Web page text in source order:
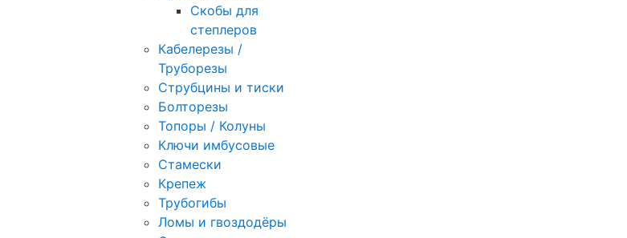
Скобы для
степлеров
Кабелерезы /
Труборезы
Струбцины и тиски
Болторезы
Топоры / Колуны
Ключи имбусовые
Стамески
Крепеж
Трубогибы
Ломы и гвоздодёры